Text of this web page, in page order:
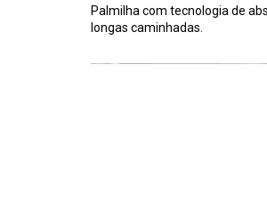
Palmilha com tecnologia de
longas caminhadas.